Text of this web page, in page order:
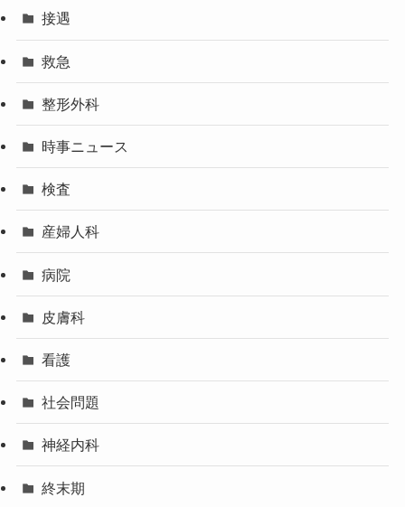
接遇
救急
整形外科
時事ニュース
検査
産婦人科
病院
皮膚科
看護
社会問題
神経内科
終末期